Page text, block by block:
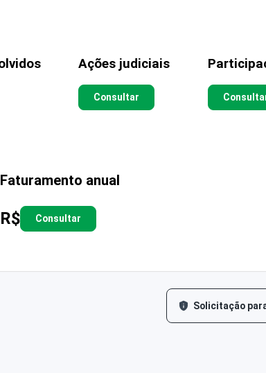
Ações judiciais
Consultar
Faturamento anual
R$ Consultar
Solicitação